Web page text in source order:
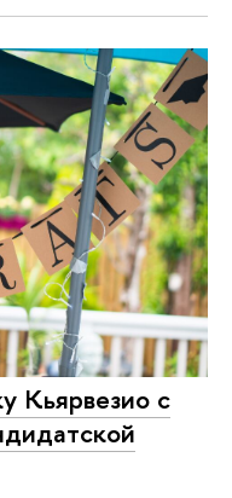
Кьярвезио с